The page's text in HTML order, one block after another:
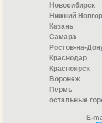
Новосибирск
Нижний
Казань
Самара
Ростов-на-
Краснодар
Красноярск
Воронеж
Пермь
остальные
E-